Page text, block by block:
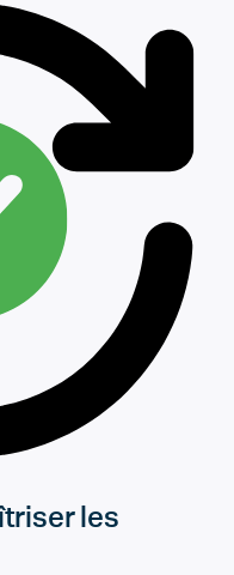
les